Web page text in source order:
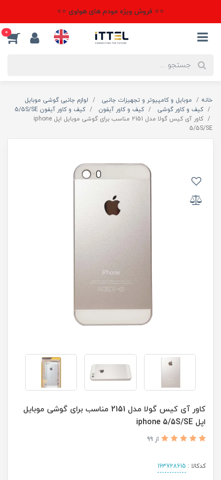
⭐⭐ فروش ویژه مودم های هواوی ⭐⭐
0
خانه موبایل و کامپیوتر و تجهیزات جانبی
لوازم جانبی گوشی موبایل
کیف و کاور گوشی
کیف و کاور آیفون
کیف و کاور آیفون 5/5S/SE
کاور آی کیس گولا مدل 2151 مناسب برای گوشی موبایل اپل iphone
5/5S/SE
کاور آی کیس گولا مدل 2151 مناسب برای گوشی موبایل
اپل iphone 5/5S/SE
از 99
کدکالا : 163728615